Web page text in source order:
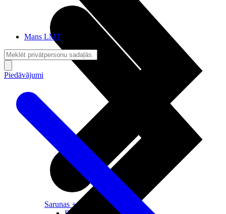
Sarunas + Internets
Mans LMT
Piedāvājumi